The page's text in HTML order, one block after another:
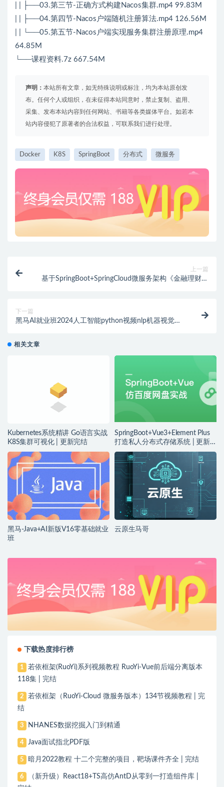
| | ├──03.第三节-正确方式构建Nacos集群.mp4 99.83M
| | ├──04.第四节-Nacos户端随机注册算法.mp4 126.56M
| | └──05.第五节-Nacos户端实现服务集群注册原理.mp4
64.85M
└──课程资料.7z 667.54M
声明： 本站所有文章，如无特殊说明或标注，均为本站原创发
布。任何个人或组织，在未征得本站同意时，禁止复制、盗用、
采集、发布本站内容到任何网站、书籍等各类媒体平台。如若本
站内容侵犯了原著者的合法权益，可联系我们进行处理。
Docker K8S SpringBoot 分布式 微服务
上一篇
基于SpringBoot+SpringCloud微服务架构《金融理财系
下一篇
黑马AI就业班2024人工智能python视频nlp机器视觉课
相关文章
Kubernetes系统精讲 Go语言实战
K8S集群可视化 | 更新完结
SpringBoot+Vue3+Element Plus
打造私人分布式存储系统 | 更新
完结
黑马-Java+AI新版V16零基础就业
班
云原生马哥
下载热度排行榜
1
若依框架(RuoYi)系列视频教程 RuoYi-Vue前后端分离版本
118集 | 完结
2
若依框架（RuoYi-Cloud 微服务版本）134节视频教程 | 完
结
3 NHANES数据挖掘入门到精通
4 Java面试指北PDF版
5 暗月2022教程 十二个完整的项目，靶场课件齐全 | 完结
6
（新升级）React18+TS高仿AntD从零到一打造组件库 |